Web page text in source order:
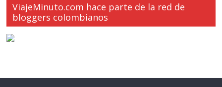
ViajeMinuto.com hace parte de la red de
bloggers colombianos